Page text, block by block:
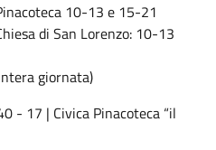
10-13 e 15-21
di San Lorenzo: 10-13
giornata)
- 17 | Civica Pinacoteca “il